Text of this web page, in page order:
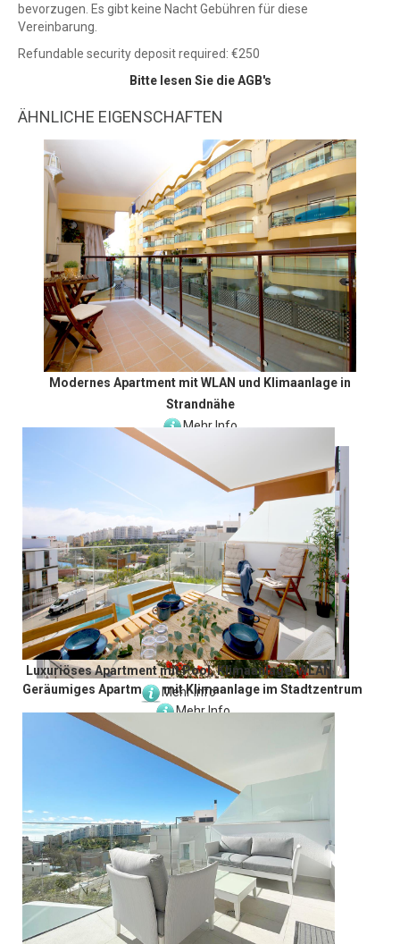
bevorzugen. Es gibt keine Nacht Gebühren für diese
Vereinbarung.
Refundable security deposit required: €250
Bitte lesen Sie die AGB's
ÄHNLICHE EIGENSCHAFTEN
Modernes Apartment mit WLAN und Klimaanlage in
Strandnähe
Mehr Info
Geräumiges Apartment mit Klimaanlage im Stadtzentrum
Mehr Info
Luxuriöses Apartment mit Pool, Klimaanlage, WLAN
Mehr Info